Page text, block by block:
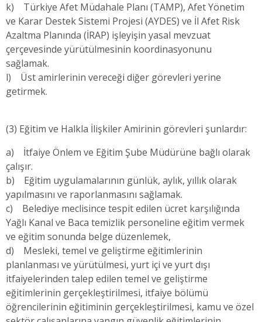
k) Türkiye Afet Müdahale Planı (TAMP), Afet Yönetim
ve Karar Destek Sistemi Projesi (AYDES) ve İl Afet Risk
Azaltma Planında (İRAP) işleyişin yasal mevzuat
çerçevesinde yürütülmesinin koordinasyonunu
sağlamak.
l) Üst amirlerinin vereceği diğer görevleri yerine
getirmek.
(3) Eğitim ve Halkla İlişkiler Amirinin görevleri şunlardır:
a) İtfaiye Önlem ve Eğitim Şube Müdürüne bağlı olarak
çalışır.
b) Eğitim uygulamalarının günlük, aylık, yıllık olarak
yapılmasını ve raporlanmasını sağlamak.
c) Belediye meclisince tespit edilen ücret karşılığında
Yağlı Kanal ve Baca temizlik personeline eğitim vermek
ve eğitim sonunda belge düzenlemek,
d) Mesleki, temel ve geliştirme eğitimlerinin
planlanması ve yürütülmesi, yurt içi ve yurt dışı
itfaiyelerinden talep edilen temel ve geliştirme
eğitimlerinin gerçekleştirilmesi, itfaiye bölümü
öğrencilerinin eğitiminin gerçekleştirilmesi, kamu ve özel